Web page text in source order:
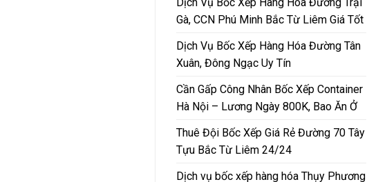
Gà, CCN Phú Minh Bắc Từ Liêm Giá Tốt
Dịch Vụ Bốc Xếp Hàng Hóa Đường Tân
Xuân, Đông Ngạc Uy Tín
Cần Gấp Công Nhân Bốc Xếp Container
Hà Nội – Lương Ngày 800K, Bao Ăn Ở
Thuê Đội Bốc Xếp Giá Rẻ Đường 70 Tây
Tựu Bắc Từ Liêm 24/24
Dịch vụ bốc xếp hàng hóa Thụy Phương